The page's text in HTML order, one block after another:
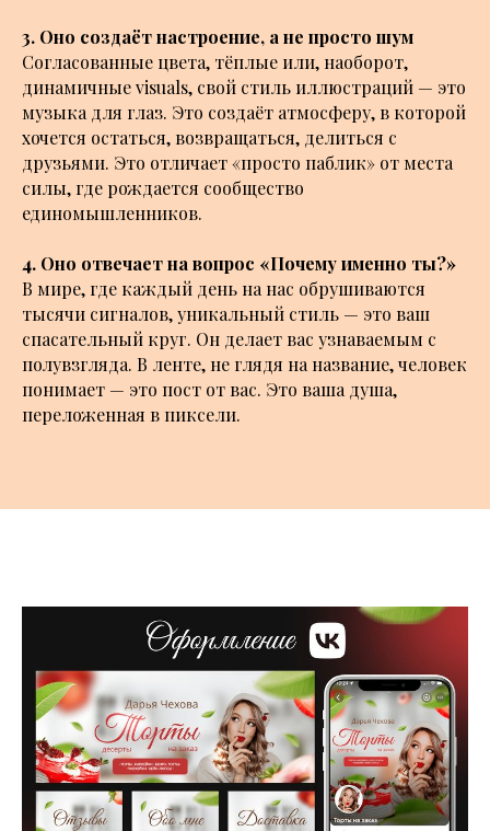
3. Оно создаёт настроение, а не просто шум
Согласованные цвета, тёплые или, наоборот,
динамичные visuals, свой стиль иллюстраций — это
музыка для глаз. Это создаёт атмосферу, в которой
хочется остаться, возвращаться, делиться с
друзьями. Это отличает «просто паблик» от места
силы, где рождается сообщество
единомышленников.
4. Оно отвечает на вопрос «Почему именно ты?»
В мире, где каждый день на нас обрушиваются
тысячи сигналов, уникальный стиль — это ваш
спасательный круг. Он делает вас узнаваемым с
полувзгляда. В ленте, не глядя на название, человек
понимает — это пост от вас. Это ваша душа,
переложенная в пиксели.